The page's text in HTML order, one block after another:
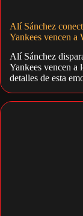
Alí Sánchez
Yankees vencen a
Alí Sánchez
Yankees vencen a
detalles de esta